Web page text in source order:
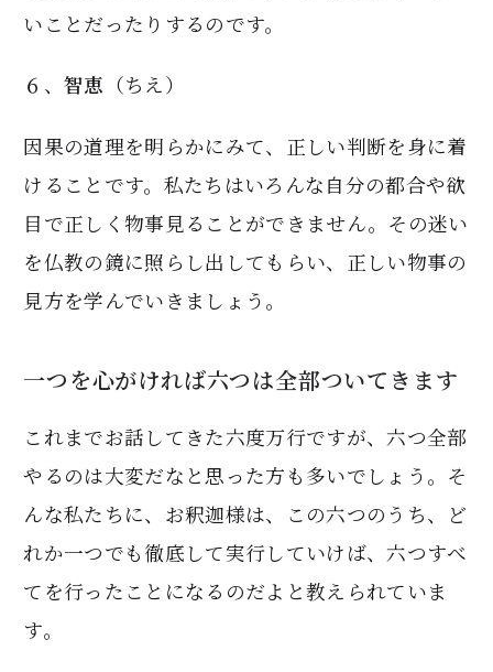
いことだったりするのです。
６、 智恵 （ちえ）
因果の道理を明らかにみて、正しい判断を身に着
けることです。私たちはいろんな自分の都合や欲
目で正しく物事見ることができません。その迷い
を仏教の鏡に照らし出してもらい、正しい物事の
見方を学んでいきましょう。
一つを心がければ六つは全部ついてきます
これまでお話してきた六度万行ですが、六つ全部
やるのは大変だなと思った方も多いでしょう。そ
んな私たちに、お釈迦様は、この六つのうち、ど
れか一つでも徹底して実行していけば、六つすべ
てを行ったことになるのだよと教えられていま
す。